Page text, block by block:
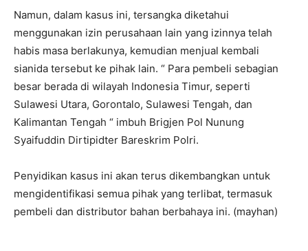
Namun, dalam kasus ini, tersangka diketahui
menggunakan izin perusahaan lain yang izinnya telah
habis masa berlakunya, kemudian menjual kembali
sianida tersebut ke pihak lain. “ Para pembeli sebagian
besar berada di wilayah Indonesia Timur, seperti
Sulawesi Utara, Gorontalo, Sulawesi Tengah, dan
Kalimantan Tengah “ imbuh Brigjen Pol Nunung
Syaifuddin Dirtipidter Bareskrim Polri.
Penyidikan kasus ini akan terus dikembangkan untuk
mengidentifikasi semua pihak yang terlibat, termasuk
pembeli dan distributor bahan berbahaya ini. (mayhan)